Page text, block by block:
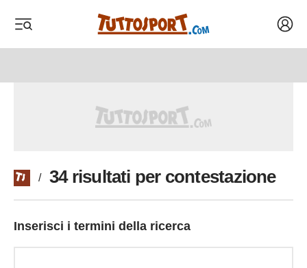
/ 34 risultati per contestazione
Inserisci i termini della ricerca